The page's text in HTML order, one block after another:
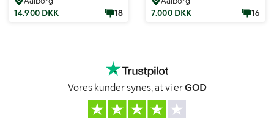
14.900 DKK
18
7.000 DKK
16
Vores kunder synes, at vi erGOD